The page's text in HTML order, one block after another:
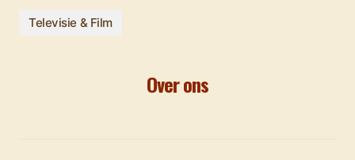
Televisie & Film
Over ons